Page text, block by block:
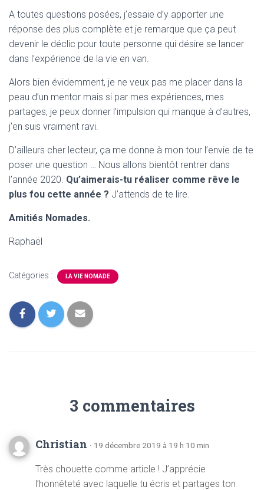
A toutes questions posées, j’essaie d’y apporter une
réponse des plus complète et je remarque que ça peut
devenir le déclic pour toute personne qui désire se lancer
dans l’expérience de la vie en van.
Alors bien évidemment, je ne veux pas me placer dans la
peau d’un mentor mais si par mes expériences, mes
partages, je peux donner l’impulsion qui manque à d’autres,
j’en suis vraiment ravi.
D’ailleurs cher lecteur, ça me donne à mon tour l’envie de te
poser une question … Nous allons bientôt rentrer dans
l’année 2020. Qu’aimerais-tu réaliser comme rêve le
plus fou cette année ? J’attends de te lire.
Amitiés Nomades.
Raphaël
Catégories : LA VIE NOMADE
3 commentaires
Christian · 19 décembre 2019 à 19 h 10 min
Très chouette comme article ! J’apprécie
l’honnêteté avec laquelle tu écris et partages ton